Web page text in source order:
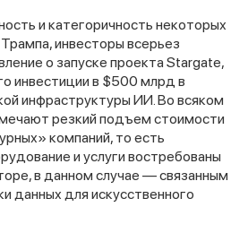
и категоричность некоторых
инвесторы всерьез
о запуске проекта Stargate,
инвестиции в $500 млрд в
инфраструктуры ИИ. Во всяком
резкий подъем стоимости
компаний, то есть
и услуги востребованы
в данном случае — связанным
данных для искусственного